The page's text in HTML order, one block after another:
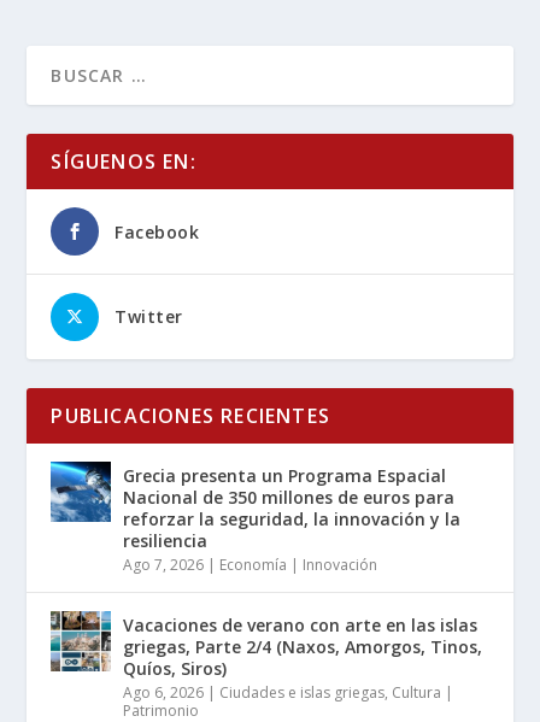
SÍGUENOS EN:
Facebook
Twitter
PUBLICACIONES RECIENTES
Grecia presenta un Programa Espacial
Nacional de 350 millones de euros para
reforzar la seguridad, la innovación y la
resiliencia
Ago 7, 2026 | Economía | Innovación
Vacaciones de verano con arte en las islas
griegas, Parte 2/4 (Naxos, Amorgos, Tinos,
Quíos, Siros)
Ago 6, 2026 | Ciudades e islas griegas, Cultura |
Patrimonio